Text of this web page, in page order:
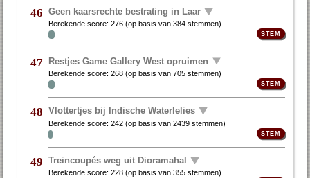
46 Geen kaarsrechte bestrating in Laar
Berekende score:276 (op basis van384 stemmen)
47 Restjes Game Gallery West opruimen
Berekende score:268 (op basis van705 stemmen)
48 Vlottertjes bij Indische Waterlelies
Berekende score:242 (op basis van2439 stemmen)
49 Treincoupés weg uit Dioramahal
Berekende score:228 (op basis van355 stemmen)